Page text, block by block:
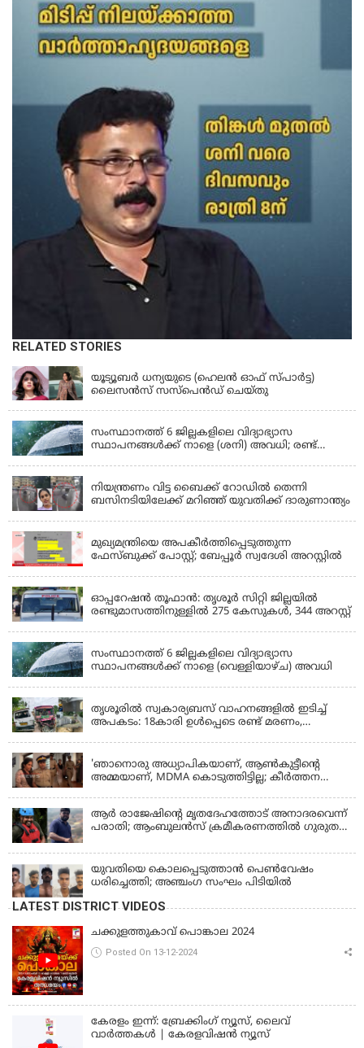
RELATED STORIES
KERALA
യൂട്യൂബർ ധന്യയുടെ (ഹെലൻ ഓഫ് സ്പാർട്ട)
ലൈസൻസ് സസ്‌പെൻഡ് ചെയ്തു
സംസ്ഥാനത്ത് 6 ജില്ലകളിലെ വിദ്യാഭ്യാസ
സ്ഥാപനങ്ങൾക്ക് നാളെ (ശനി) അവധി; രണ്ട്
നിയന്ത്രണം വിട്ട ബൈക്ക് റോഡിൽ തെന്നി
ബസിനടിയിലേക്ക് മറിഞ്ഞ് യുവതിക്ക് ദാരുണാന്ത്യം
മുഖ്യമന്ത്രിയെ അപകീർത്തിപ്പെടുത്തുന്ന
ഫേസ്‌ബുക്ക് പോസ്റ്റ്; ബേപ്പൂർ സ്വദേശി അറസ്റ്റിൽ
ഓപ്പറേഷൻ തൂഫാൻ: തൃശൂർ സിറ്റി ജില്ലയിൽ
രണ്ടുമാസത്തിനുള്ളിൽ 275 കേസുകൾ, 344 അറസ്റ്റ്
സംസ്ഥാനത്ത് 6 ജില്ലകളിലെ വിദ്യാഭ്യാസ
സ്ഥാപനങ്ങൾക്ക് നാളെ (വെള്ളിയാഴ്ച) അവധി
തൃശൂരിൽ സ്വകാര്യബസ് വാഹനങ്ങളില്‍ ഇടിച്ച്
അപകടം: 18കാരി ഉൾപ്പെടെ രണ്ട് മരണം,
'ഞാനൊരു അധ്യാപികയാണ്, ആണ്‍കുട്ടീന്റെ
അമ്മയാണ്‌, MDMA കൊടുത്തിട്ടില്ല; കീർത്തന
ആര്‍ രാജേഷിന്റെ മൃതദേഹത്തോട് അനാദരവെന്ന്
പരാതി; ആംബുലന്‍സ് ക്രമീകരണത്തില്‍ ഗുരുതര
ഫ്രീസര്‍ സംവിധാനം ഇല്ലാതെയെന്നും ആരോപണം
യുവതിയെ കൊലപ്പെടുത്താൻ പെൺവേഷം
ധരിച്ചെത്തി; അഞ്ചംഗ സംഘം പിടിയിൽ
LATEST DISTRICT VIDEOS
ചക്കുളത്തുകാവ് പൊങ്കാല 2024
Posted On 13-12-2024
കേരളം ഇന്ന്: ബ്രേക്കിംഗ് ന്യൂസ്, ലൈവ്
വാർത്തകൾ | കേരളവിഷൻ ന്യൂസ്